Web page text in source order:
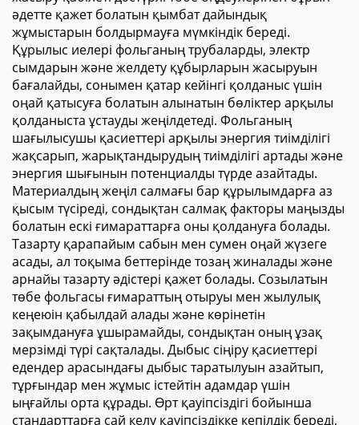
әдетте қажет болатын қымбат дайындық
жұмыстарын болдырмауға мүмкіндік береді.
Құрылыс иелері фольганың трубаларды, электр
сымдарын және желдету құбырларын жасыруын
бағалайды, сонымен қатар кейінгі қолданыс үшін
оңай қатысуға болатын алынатын бөліктер арқылы
қолданыста ұстауды жеңілдетеді. Фольганың
шағылысушы қасиеттері арқылы энергия тиімділігі
жақсарып, жарықтандырудың тиімділігі артады және
энергия шығынын потенциалды түрде азайтады.
Материалдың жеңіл салмағы бар құрылымдарға аз
қысым түсіреді, сондықтан салмақ факторы маңызды
болатын ескі ғимараттарға оны қолдануға болады.
Тазарту қарапайым сабын мен сумен оңай жүзеге
асады, ал тоқыма беттерінде тозаң жиналады және
арнайы тазарту әдістері қажет болады. Созылатын
төбе фольгасы ғимараттың отыруы мен жылулық
кеңеюін қабылдай алады және көрінетін
зақымдануға ұшырамайды, сондықтан оның ұзақ
мерзімді түрі сақталады. Дыбыс сіңіру қасиеттері
едендер арасындағы дыбыс таратылуын азайтып,
тұрғындар мен жұмыс істейтін адамдар үшін
ыңғайлы орта құрады. Өрт қауіпсіздігі бойынша
стандарттарға сай келу қауіпсіздікке кепілдік береді,